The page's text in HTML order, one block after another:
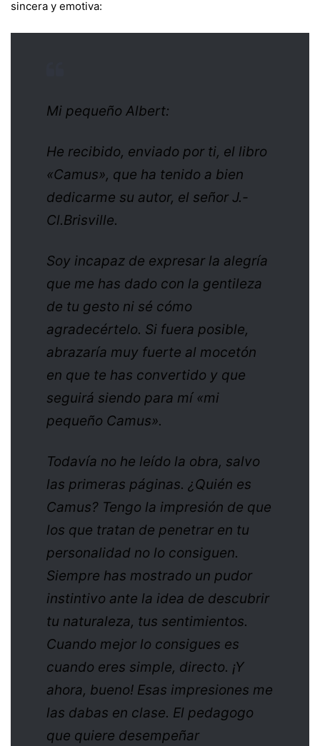
sincera y emotiva:
Mi pequeño Albert:
He recibido, enviado por ti, el libro
«Camus», que ha tenido a bien
dedicarme su autor, el señor J.-
Cl.Brisville.
Soy incapaz de expresar la alegría
que me has dado con la gentileza
de tu gesto ni sé cómo
agradecértelo. Si fuera posible,
abrazaría muy fuerte al mocetón
en que te has convertido y que
seguirá siendo para mí «mi
pequeño Camus».
Todavía no he leído la obra, salvo
las primeras páginas. ¿Quién es
Camus? Tengo la impresión de que
los que tratan de penetrar en tu
personalidad no lo consiguen.
Siempre has mostrado un pudor
instintivo ante la idea de descubrir
tu naturaleza, tus sentimientos.
Cuando mejor lo consigues es
cuando eres simple, directo. ¡Y
ahora, bueno! Esas impresiones me
las dabas en clase. El pedagogo
que quiere desempeñar